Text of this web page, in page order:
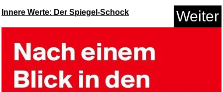
T-Shirt # L Unisex Black # Dar...
Anzeige
Innere Werte: Der Spiegel-Schock Weiter